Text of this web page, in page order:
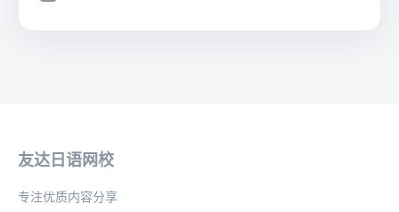
友达日语网校
专注优质内容分享